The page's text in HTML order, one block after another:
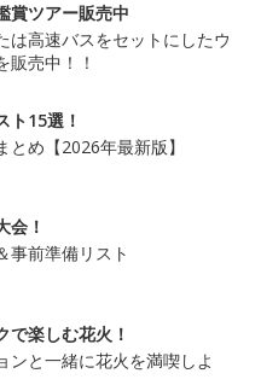
賞ツアー販売中
は高速バスをセットにしたウ
販売中！！
ト15選！
め【2026年最新版】
会！
事前準備リスト
で楽しむ花火！
ンと一緒に花火を満喫しよ